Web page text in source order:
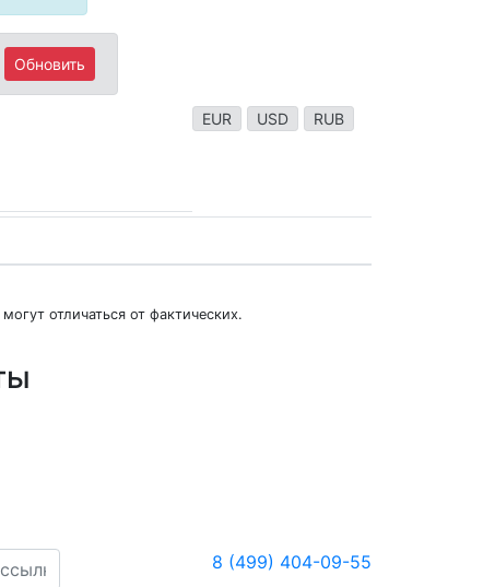
Обновить
EUR USD RUB
отличаться от фактических.
8 (499) 404-09-55